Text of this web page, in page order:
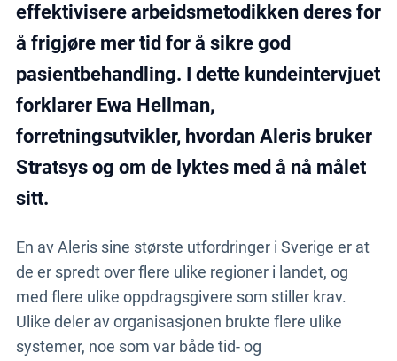
effektivisere arbeidsmetodikken deres for
å frigjøre mer tid for å sikre god
pasientbehandling. I dette kundeintervjuet
forklarer Ewa Hellman,
forretningsutvikler, hvordan Aleris bruker
Stratsys og om de lyktes med å nå målet
sitt.
En av Aleris sine største utfordringer i Sverige er at
de er spredt over flere ulike regioner i landet, og
med flere ulike oppdragsgivere som stiller krav.
Ulike deler av organisasjonen brukte flere ulike
systemer, noe som var både tid- og